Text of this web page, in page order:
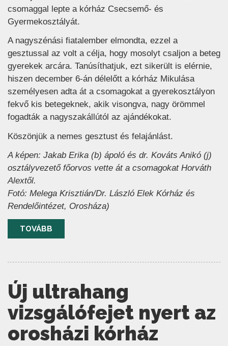
csomaggal lepte a kórház Csecsemő- és
Gyermekosztályát.
A nagyszénási fiatalember elmondta, ezzel a
gesztussal az volt a célja, hogy mosolyt csaljon a beteg
gyerekek arcára. Tanúsíthatjuk, ezt sikerült is elérnie,
hiszen december 6-án délelőtt a kórház Mikulása
személyesen adta át a csomagokat a gyerekosztályon
fekvő kis betegeknek, akik visongva, nagy örömmel
fogadták a nagyszakállútól az ajándékokat.
Köszönjük a nemes gesztust és felajánlást.
A képen: Jakab Erika (b) ápoló és dr. Kováts Anikó (j)
osztályvezető főorvos vette át a csomagokat Horváth
Alextől.
Fotó: Melega Krisztián/Dr. László Elek Kórház és
Rendelőintézet, Orosháza)
TOVÁBB
Új ultrahang
vizsgálófejet nyert az
orosházi kórház